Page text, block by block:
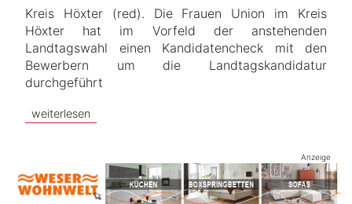
Kreis Höxter (red). Die Frauen Union im Kreis
Höxter hat im Vorfeld der anstehenden
Landtagswahl einen Kandidatencheck mit den
Bewerbern um die Landtagskandidatur
durchgeführt
weiterlesen
Anzeige